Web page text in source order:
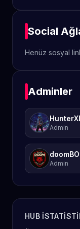
Social
Henüz sosyal
Adminler
Admin
Admin
HUB